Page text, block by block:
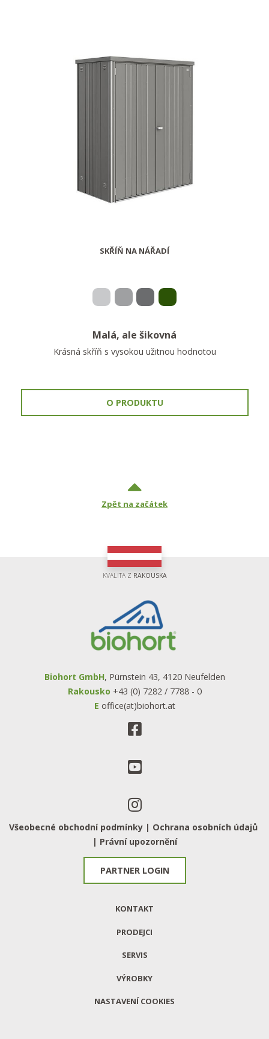
SKŘÍŇ NA NÁŘADÍ
Malá, ale šikovná
Krásná skříň s vysokou užitnou hodnotou
O PRODUKTU
Zpět na začátek
KVALITA Z RAKOUSKA
Biohort GmbH, Pürnstein 43, 4120 Neufelden
Rakousko +43 (0) 7282 / 7788 - 0
E office(at)biohort.at
Všeobecné obchodní podmínky | Ochrana osobních údajů
| Právní upozornění
PARTNER LOGIN
KONTAKT
PRODEJCI
SERVIS
VÝROBKY
NASTAVENÍ COOKIES